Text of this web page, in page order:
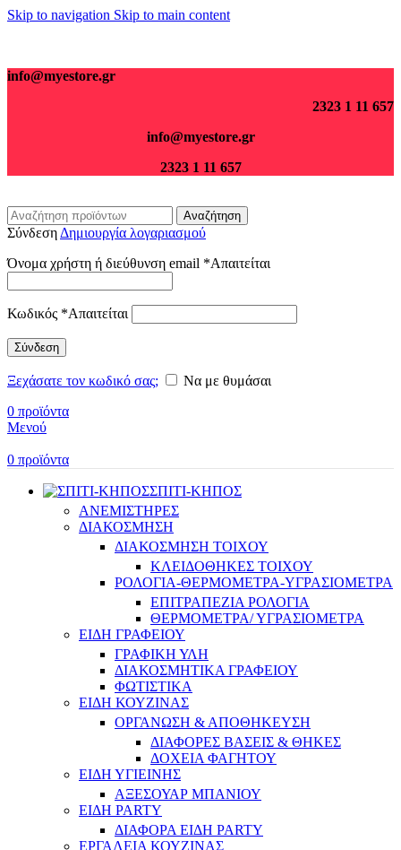
Skip to navigation Skip to main content
info@myestore.gr
2323 1 11 657
info@myestore.gr
2323 1 11 657
Αναζήτηση
Σύνδεση Δημιουργία λογαριασμού
Όνομα χρήστη ή διεύθυνση email *Απαιτείται
Κωδικός *Απαιτείται
Σύνδεση
Ξεχάσατε τον κωδικό σας;
Να με θυμάσαι
0 προϊόντα
Μενού
0 προϊόντα
ΣΠΙΤΙ-ΚΗΠΟΣ
ΑΝΕΜΙΣΤΗΡΕΣ
ΔΙΑΚΟΣΜΗΣΗ
ΔΙΑΚΟΣΜΗΣΗ ΤΟΙΧΟΥ
ΚΛΕΙΔΟΘΗΚΕΣ ΤΟΙΧΟΥ
ΡΟΛΟΓΙΑ-ΘΕΡΜΟΜΕΤΡΑ-ΥΓΡΑΣΙΟΜΕΤΡΑ
ΕΠΙΤΡΑΠΕΖΙΑ ΡΟΛΟΓΙΑ
ΘΕΡΜΟΜΕΤΡΑ/ ΥΓΡΑΣΙΟΜΕΤΡΑ
ΕΙΔΗ ΓΡΑΦΕΙΟΥ
ΓΡΑΦΙΚΗ ΥΛΗ
ΔΙΑΚΟΣΜΗΤΙΚΑ ΓΡΑΦΕΙΟΥ
ΦΩΤΙΣΤΙΚΑ
ΕΙΔΗ ΚΟΥΖΙΝΑΣ
ΟΡΓΑΝΩΣΗ & ΑΠΟΘΗΚΕΥΣΗ
ΔΙΑΦΟΡΕΣ ΒΑΣΕΙΣ & ΘΗΚΕΣ
ΔΟΧΕΙΑ ΦΑΓΗΤΟΥ
ΕΙΔΗ ΥΓΙΕΙΝΗΣ
ΑΞΕΣΟΥΑΡ ΜΠΑΝΙΟΥ
ΕΙΔΗ PARTY
ΔΙΑΦΟΡΑ ΕΙΔΗ PARTY
ΕΡΓΑΛΕΙΑ ΚΟΥΖΙΝΑΣ